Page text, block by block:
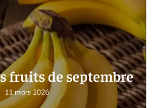
fruits de septembre
11 mars 2026